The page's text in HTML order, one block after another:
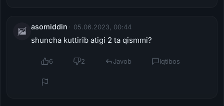
asomiddin 05.06.2023, 00:44
shuncha kuttirib atigi 2 ta qismmi?
6 2 Javob Iqtibos